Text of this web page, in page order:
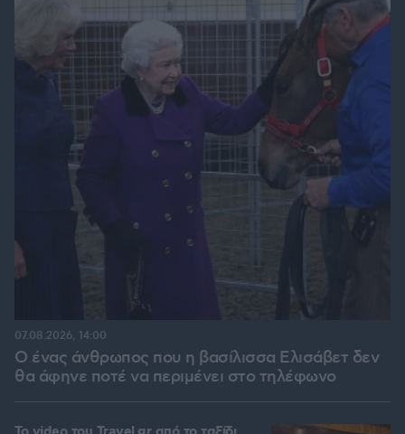
Ο ένας άνθρωπος που η βασίλισσα Ελισάβετ δεν
θα άφηνε ποτέ να περιμένει στο τηλέφωνο
07.08.2026, 14:00